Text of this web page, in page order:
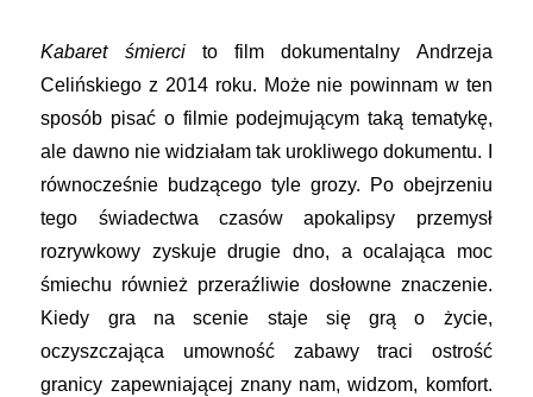
Kabaret śmiercito film dokumentalny Andrzeja
Celińskiego z 2014 roku. Może nie powinnam w ten
sposób pisać o filmie podejmującym taką tematykę,
ale dawno nie widziałam tak urokliwego dokumentu. I
równocześnie budzącego tyle grozy. Po obejrzeniu
tego świadectwa czasów apokalipsy przemysł
rozrywkowy zyskuje drugie dno, a ocalająca moc
śmiechu również przeraźliwie dosłowne znaczenie.
Kiedy gra na scenie staje się grą o życie,
oczyszczająca umowność zabawy traci ostrość
granicy zapewniającej znany nam, widzom, komfort.